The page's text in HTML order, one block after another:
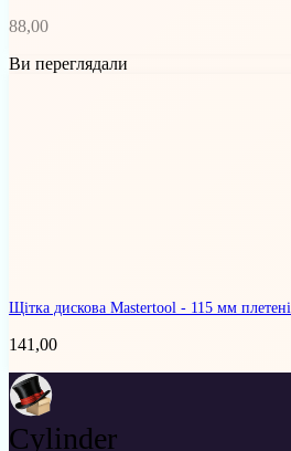
88,00
Ви переглядали
Щітка дискова Mastertool - 115 мм плетені
141,00
Cylinder